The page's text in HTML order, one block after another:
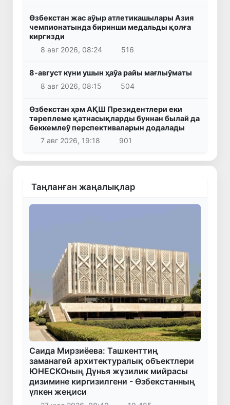
Өзбекстан жас аўыр атлетикашылары Азия
чемпионатында биринши медальды қолға
киргизди
8 авг 2026, 08:24
516
8-август күни ушын ҳаўа райы мағлыўматы
8 авг 2026, 08:15
504
Өзбекстан ҳәм АҚШ Президентлери еки
тәреплеме қатнасықларды буннан былай да
беккемлеў перспективаларын додалады
7 авг 2026, 19:18
901
Таңланған жаңалықлар
Саида Мирзиёева: Ташкенттиң
заманагөй архитектуралық объектлери
ЮНЕСКОның Дүнья жүзилик мийрасы
дизимине киргизилгени - Өзбекстанның
үлкен жеңиси